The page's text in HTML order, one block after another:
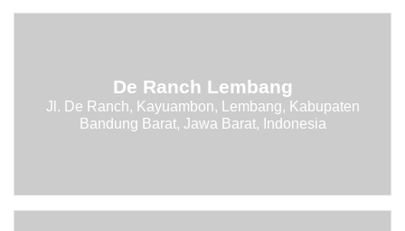
De Ranch Lembang
Jl. De Ranch, Kayuambon, Lembang, Kabupaten
Bandung Barat, Jawa Barat, Indonesia